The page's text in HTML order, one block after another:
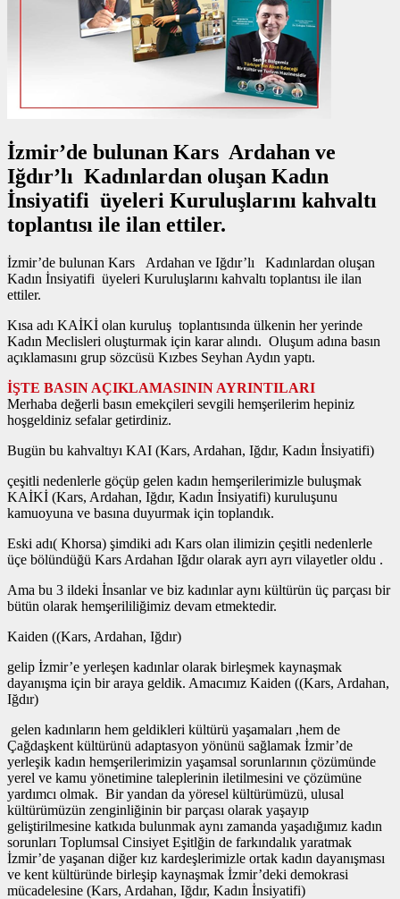
İzmir’de bulunan Kars Ardahan ve
Iğdır’lı Kadınlardan oluşan Kadın
İnsiyatifi üyeleri Kuruluşlarını kahvaltı
toplantısı ile ilan ettiler.
İzmir’de bulunan Kars Ardahan ve Iğdır’lı Kadınlardan oluşan
Kadın İnsiyatifi üyeleri Kuruluşlarını kahvaltı toplantısı ile ilan
ettiler.
Kısa adı KAİKİ olan kuruluş toplantısında ülkenin her yerinde
Kadın Meclisleri oluşturmak için karar alındı. Oluşum adına basın
açıklamasını grup sözcüsü Kızbes Seyhan Aydın yaptı.
İŞTE BASIN AÇIKLAMASININ AYRINTILARI
Merhaba değerli basın emekçileri sevgili hemşerilerim hepiniz
hoşgeldiniz sefalar getirdiniz.
Bugün bu kahvaltıyı KAI (Kars, Ardahan, Iğdır, Kadın İnsiyatifi)
çeşitli nedenlerle göçüp gelen kadın hemşerilerimizle buluşmak
KAİKİ (Kars, Ardahan, Iğdır, Kadın İnsiyatifi) kuruluşunu
kamuoyuna ve basına duyurmak için toplandık.
Eski adı( Khorsa) şimdiki adı Kars olan ilimizin çeşitli nedenlerle
üçe bölündüğü Kars Ardahan Iğdır olarak ayrı ayrı vilayetler oldu .
Ama bu 3 ildeki İnsanlar ve biz kadınlar aynı kültürün üç parçası bir
bütün olarak hemşerililiğimiz devam etmektedir.
Kaiden ((Kars, Ardahan, Iğdır)
gelip İzmir’e yerleşen kadınlar olarak birleşmek kaynaşmak
dayanışma için bir araya geldik. Amacımız Kaiden ((Kars, Ardahan,
Iğdır)
gelen kadınların hem geldikleri kültürü yaşamaları ,hem de
Çağdaşkent kültürünü adaptasyon yönünü sağlamak İzmir’de
yerleşik kadın hemşerilerimizin yaşamsal sorunlarının çözümünde
yerel ve kamu yönetimine taleplerinin iletilmesini ve çözümüne
yardımcı olmak. Bir yandan da yöresel kültürümüzü, ulusal
kültürümüzün zenginliğinin bir parçası olarak yaşayıp
geliştirilmesine katkıda bulunmak aynı zamanda yaşadığımız kadın
sorunları Toplumsal Cinsiyet Eşitlğin de farkındalık yaratmak
İzmir’de yaşanan diğer kız kardeşlerimizle ortak kadın dayanışması
ve kent kültüründe birleşip kaynaşmak İzmir’deki demokrasi
mücadelesine (Kars, Ardahan, Iğdır, Kadın İnsiyatifi)